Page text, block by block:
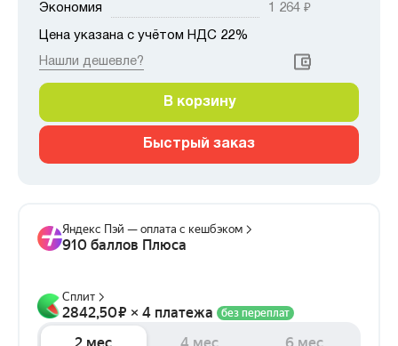
Экономия 1 264 ₽
Цена указана с учётом НДС 22%
Нашли дешевле?
В корзину
Быстрый заказ